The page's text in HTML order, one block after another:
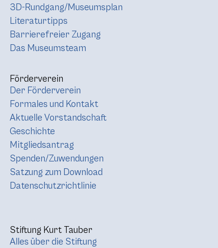
3D-Rundgang/Museumsplan
Literaturtipps
Barrierefreier Zugang
Das Museumsteam
Förderverein
Der Förderverein
Formales und Kontakt
Aktuelle Vorstandschaft
Geschichte
Mitgliedsantrag
Spenden/Zuwendungen
Satzung zum Download
Datenschutzrichtlinie
Stiftung Kurt Tauber
Alles über die Stiftung